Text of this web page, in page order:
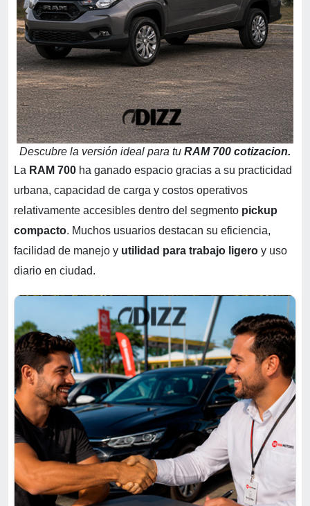
Descubre la versión ideal para tu RAM 700 cotizacion.
La RAM 700 ha ganado espacio gracias a su practicidad
urbana, capacidad de carga y costos operativos
relativamente accesibles dentro del segmento pickup
compacto. Muchos usuarios destacan su eficiencia,
facilidad de manejo y utilidad para trabajo ligero y uso
diario en ciudad.